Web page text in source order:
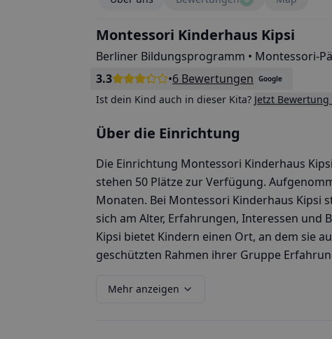
Montessori Kinderhaus Kipsi
Berliner Bildungsprogramm • Montessori-
3.3
•6 Bewertungen Google
Ist dein Kind auch in dieser Kita? Jetzt
Über die Einrichtung
Die Einrichtung Montessori Kinderhaus
stehen 50 Plätze zur Verfügung.
Monaten. Bei Montessori Kinderhaus
sich am Alter, Erfahrungen, Interessen und
Kipsi bietet Kindern einen Ort, an dem sie
geschützten Rahmen ihrer Gruppe
Mehr anzeigen